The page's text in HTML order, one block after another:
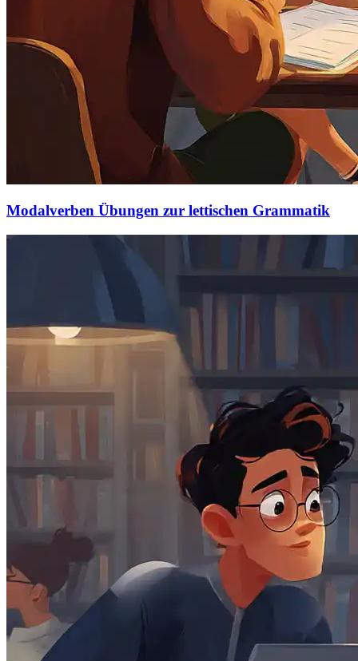
Modalverben Übungen zur lettischen Grammatik